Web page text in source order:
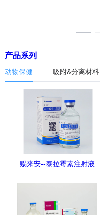
产品系列
动物保健 吸附&分离材料
赐来安--泰拉霉素注射液